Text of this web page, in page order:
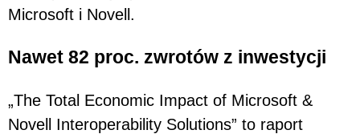
Microsoft i Novell.
Nawet 82 proc. zwrotów z inwestycji
„The Total Economic Impact of Microsoft &
Novell Interoperability Solutions” to raport